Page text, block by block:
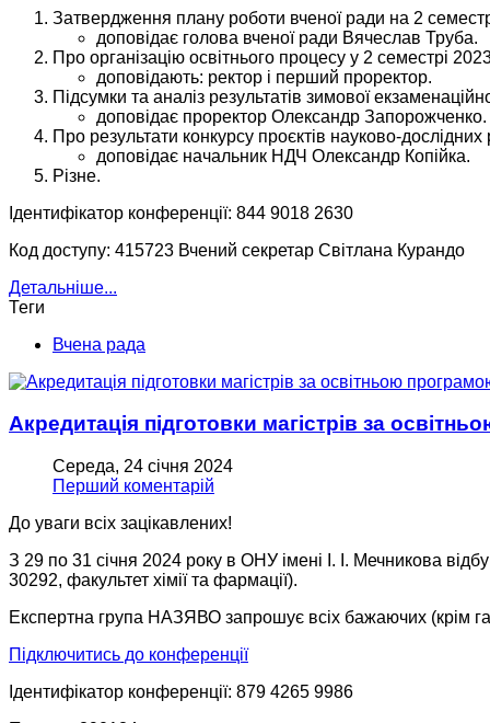
Затвердження плану роботи вченої ради на 2
доповідає голова вченої ради Вячеслав Труба.
Про організацію освітнього процесу у 2 семестрі
доповідають: ректор і перший проректор.
Підсумки та аналіз результатів зимової
доповідає проректор Олександр Запорожченко.
Про результати конкурсу проєктів науково-
доповідає начальник НДЧ Олександр Копійка.
Різне.
Ідентифікатор конференції: 844 9018 2630
Код доступу: 415723 Вчений секретар Світлана Курандо
Детальніше...
Теги
Вчена рада
Акредитація підготовки магістрів за
Середа, 24 січня 2024
Перший коментарій
До уваги всіх зацікавлених!
З 29 по 31 січня 2024 року в ОНУ імені І. І. Мечникова
30292, факультет хімії та фармації).
Експертна група НАЗЯВО запрошує всіх бажаючих (крім
Підключитись до конференції
Ідентифікатор конференції: 879 4265 9986